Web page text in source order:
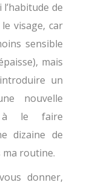
de
visage, car
sensible
mais
un
nouvelle
à le faire
dizaine de
routine.
donner,